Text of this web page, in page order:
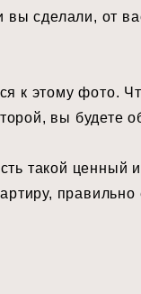
сделали, от
к этому фото.
вы будете
такой ценный